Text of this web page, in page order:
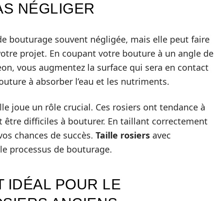
NÉGLIGER
bouturage souvent négligée, mais elle peut faire
projet. En coupant votre bouture à un angle de
vous augmentez la surface qui sera en contact
à absorber l’eau et les nutriments.
joue un rôle crucial. Ces rosiers ont tendance à
être difficiles à bouturer. En taillant correctement
chances de succès. Taille rosiers avec
processus de bouturage.
IDÉAL POUR LE